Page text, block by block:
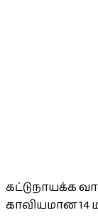
கட்டுநாயக்க
காவியமான 14